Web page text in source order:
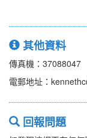
其他資料
傳真機：37088047
電郵地址：
回報問題